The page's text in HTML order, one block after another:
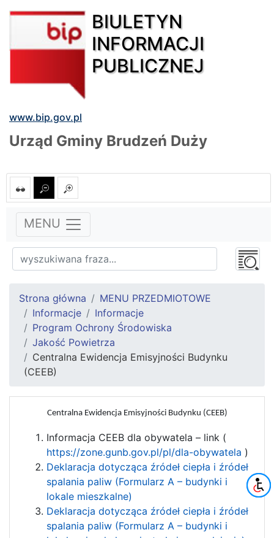
BIULETYN
INFORMACJI
PUBLICZNEJ
www.bip.gov.pl
Urząd Gminy Brudzeń Duży
MENU
Strona główna
MENU PRZEDMIOTOWE
Informacje
Informacje
Program Ochrony Środowiska
Jakość Powietrza
Centralna Ewidencja Emisyjności Budynku
(CEEB)
Centralna Ewidencja Emisyjności Budynku (CEEB)
Informacja CEEB dla obywatela – link (
https://zone.gunb.gov.pl/pl/dla-obywatela )
Deklaracja dotycząca źródeł ciepła i źródeł
spalania paliw (Formularz A – budynki i
lokale mieszkalne)
Deklaracja dotycząca źródeł ciepła i źródeł
spalania paliw (Formularz A – budynki i